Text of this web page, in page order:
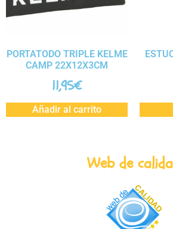
PORTATODO TRIPLE KELME
CAMP 22X12X3CM
11,95€
Añadir al carrito
Web de